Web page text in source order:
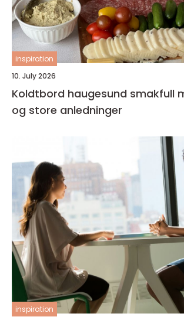
inspiration
10. July 2026
Koldtbord haugesund smakfull mat til små
og store anledninger
inspiration